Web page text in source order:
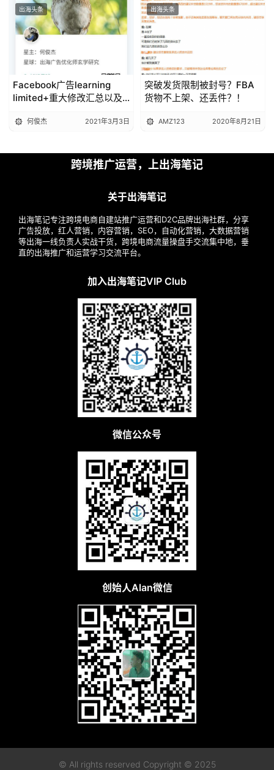
出海头条
Facebook广告learning
limited+重大修改汇总以及
何俊杰 2021年3月3日
出海头条
突破发货限制被封号？FBA
货物不上架、还丢件？！
AMZ123 2020年8月21日
跨境推广运营，上出海笔记
关于出海笔记
出海笔记专注跨境电商自建站推广运营和D2C品牌出海社群，分享
广告投放，红人营销，内容营销，SEO，自动化营销，大数据营销
等出海一线负责人实战干货，跨境电商流量操盘手交流集中地，垂
直的出海推广和运营学习交流平台。
加入出海笔记VIP Club
微信公众号
创始人Alan微信
© All rights reserved Copyright © 2025